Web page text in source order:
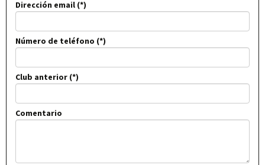
Dirección email
Número de teléfono
Club anterior
Comentario